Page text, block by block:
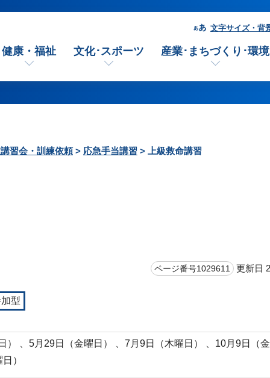
文字サイズ・背
健康・福祉 文化･スポーツ 産業･まちづくり･環境
習会・訓練依頼> 応急手当講習 > 上級救命講習
ページ番号1029611 更新日
型
） 、5月29日（金曜日） 、7月9日（木曜日） 、10月9日（
）